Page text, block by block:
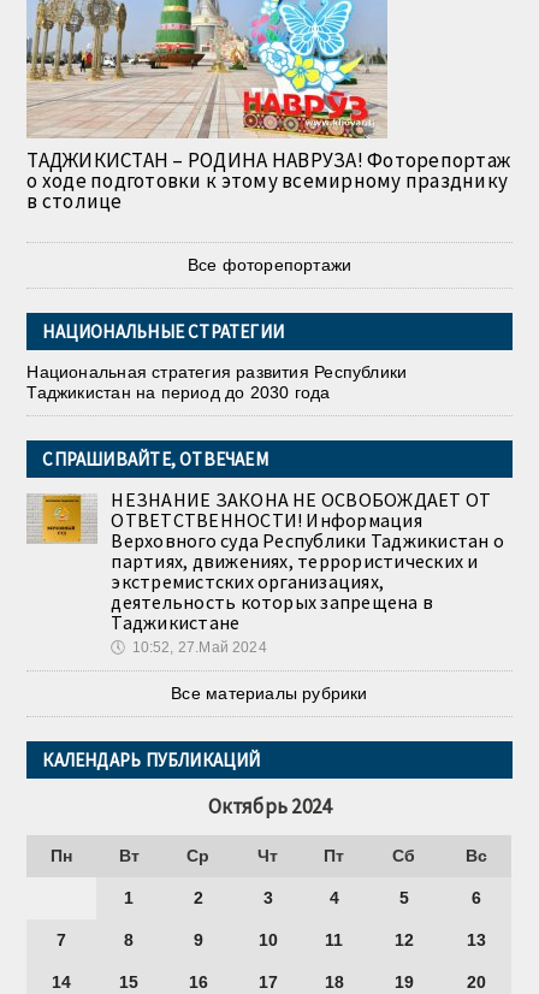
ТАДЖИКИСТАН – РОДИНА НАВРУЗА! Фоторепортаж
о ходе подготовки к этому всемирному празднику
в столице
Все фоторепортажи
НАЦИОНАЛЬНЫЕ СТРАТЕГИИ
Национальная стратегия развития Республики
Таджикистан на период до 2030 года
СПРАШИВАЙТЕ, ОТВЕЧАЕМ
НЕЗНАНИЕ ЗАКОНА НЕ ОСВОБОЖДАЕТ ОТ
ОТВЕТСТВЕННОСТИ! Информация
Верховного суда Республики Таджикистан о
партиях, движениях, террористических и
экстремистских организациях,
деятельность которых запрещена в
Таджикистане
🕔 10:52, 27.Май 2024
Все материалы рубрики
КАЛЕНДАРЬ ПУБЛИКАЦИЙ
Октябрь 2024
Пн Вт Ср Чт Пт Сб Вс
1 2 3 4 5 6
7 8 9 10 11 12 13
14 15 16 17 18 19 20